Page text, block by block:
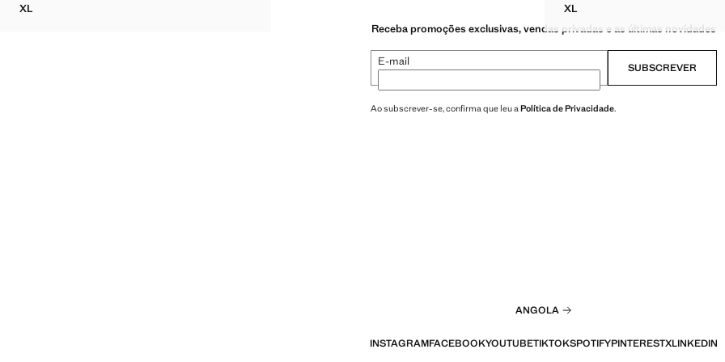
XLTOP DE CROCHÉ ÀS FLORES
XLTOP CROPPED HALTER
Receba promoções exclusivas, vendas privadas e as últimas novidades
E-mail SUBSCREVER
Ao subscrever-se, confirma que leu a Política de Privacidade.
ANGOLA
INSTAGRAMFACEBOOKYOUTUBETIKTOKSPOTIFYPINTERESTXLINKEDIN